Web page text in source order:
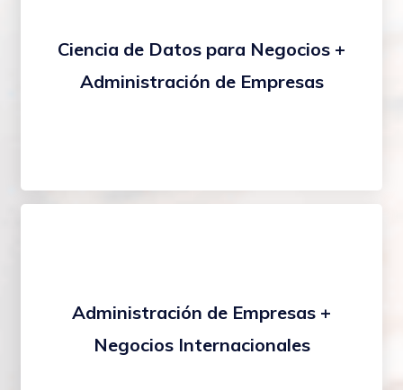
Ciencia de Datos para Negocios +
Administración de Empresas
Administración de Empresas +
Negocios Internacionales